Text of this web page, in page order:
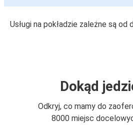
Usługi na pokładzie zależne są
Dokąd
Odkryj, co mamy do
8000 miejsc